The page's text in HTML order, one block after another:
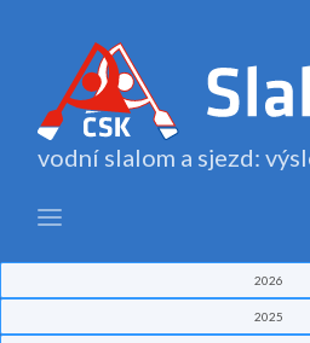
vodní slalom a sjezd:
2026
2025